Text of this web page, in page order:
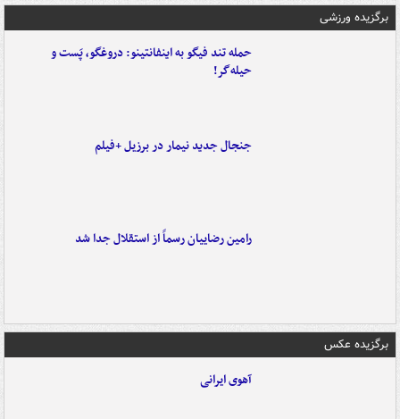
برگزیده ورزشی
حمله تند فیگو به اینفانتینو: دروغگو، پَست‌ و
حیله‌گر!
جنجال جدید نیمار در برزیل +فیلم
رامین رضاییان رسماً از استقلال جدا شد
برگزیده عکس
آهوی ایرانی